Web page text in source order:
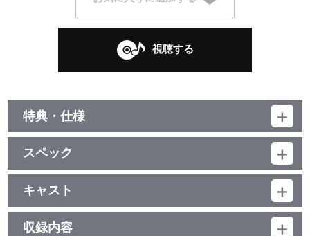
視聴する
特典・仕様
期間生産限定特典
購入者限定リリース記念イベントへの応募券封入
他、仕様
描き下ろしイラストジャケット
スペック
品番：LACA-25229
ジャンル：ゲーム音楽
アルバム
／44分
キャスト
望月杏奈(CV.夏川椎菜)
収録内容